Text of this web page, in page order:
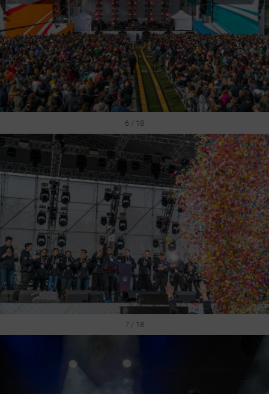
6 / 18
7 / 18